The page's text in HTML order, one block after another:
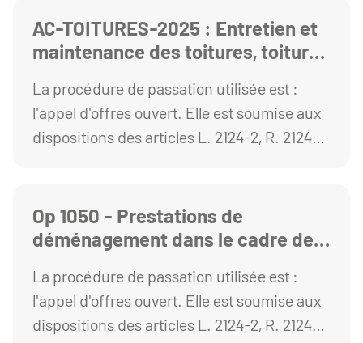
AC-TOITURES-2025 : Entretien et
maintenance des toitures, toiture-
des bâtiments de l'Université
Clermont Auvergne
La procédure de passation utilisée est :
l'appel d'offres ouvert. Elle est soumise aux
dispositions des articles L. 2124-2, R. 2124-2
Op 1050 - Prestations de
déménagement dans le cadre de
universitaire de Besse
La procédure de passation utilisée est :
l'appel d'offres ouvert. Elle est soumise aux
dispositions des articles L. 2124-2, R. 2124-2